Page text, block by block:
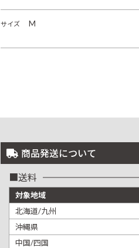
サイズ M
商品発送について
送料
対象地域
北海道/九州
沖縄県
中国/四国